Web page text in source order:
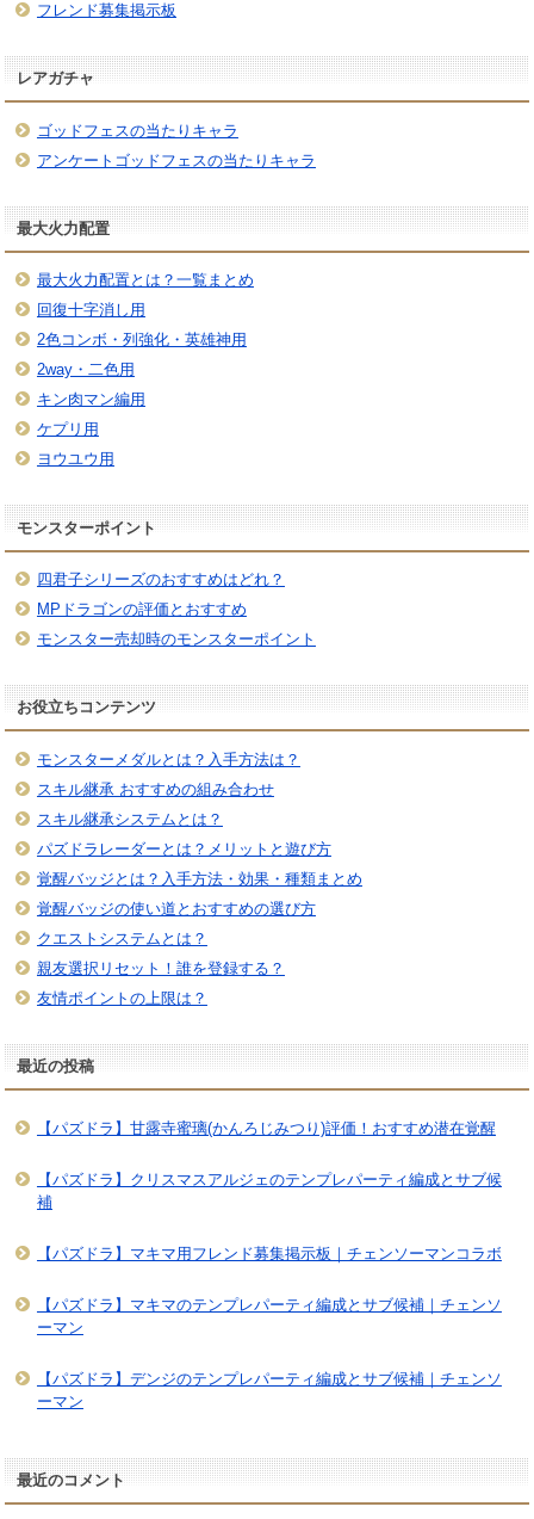
フレンド募集掲示板
レアガチャ
ゴッドフェスの当たりキャラ
アンケートゴッドフェスの当たりキャラ
最大火力配置
最大火力配置とは？一覧まとめ
回復十字消し用
2色コンボ・列強化・英雄神用
2way・二色用
キン肉マン編用
ケプリ用
ヨウユウ用
モンスターポイント
四君子シリーズのおすすめはどれ？
MPドラゴンの評価とおすすめ
モンスター売却時のモンスターポイント
お役立ちコンテンツ
モンスターメダルとは？入手方法は？
スキル継承 おすすめの組み合わせ
スキル継承システムとは？
パズドラレーダーとは？メリットと遊び方
覚醒バッジとは？入手方法・効果・種類まとめ
覚醒バッジの使い道とおすすめの選び方
クエストシステムとは？
親友選択リセット！誰を登録する？
友情ポイントの上限は？
最近の投稿
【パズドラ】甘露寺蜜璃(かんろじみつり)評価！おすすめ潜在覚醒
【パズドラ】クリスマスアルジェのテンプレパーティ編成とサブ候
補
【パズドラ】マキマ用フレンド募集掲示板｜チェンソーマンコラボ
【パズドラ】マキマのテンプレパーティ編成とサブ候補｜チェンソ
ーマン
【パズドラ】デンジのテンプレパーティ編成とサブ候補｜チェンソ
ーマン
最近のコメント